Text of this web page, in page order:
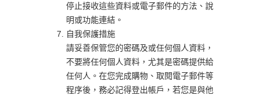
停止接收這些資料或電子郵件的方法、說
明或功能連結。
自我保護措施
請妥善保管您的密碼及或任何個人資料，
不要將任何個人資料，尤其是密碼提供給
任何人。在您完成購物、取閱電子郵件等
程序後，務必記得登出帳戶，若您是與他